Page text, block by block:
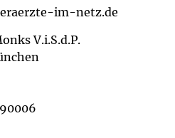
im-netz.de
V.i.S.d.P.